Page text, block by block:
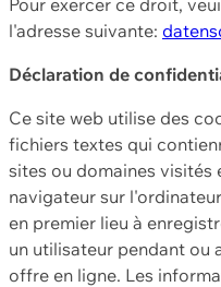
l'adresse suivante:
Déclaration de
Ce site web utilise des
fichiers textes qui
sites ou domaines visités
navigateur sur
en premier lieu à
un utilisateur pendant ou
offre en ligne. Les